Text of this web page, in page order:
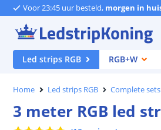
Voor 23:45 uur besteld, morgen in
Led strips RGB
RGB+W
Home Led strips RGB Complete sets
3 meter RGB led